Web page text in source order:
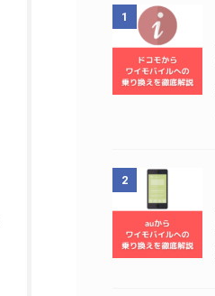
1
2